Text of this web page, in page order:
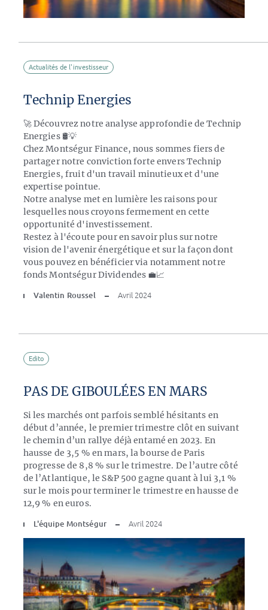
Actualités de l'investisseur
Technip Energies
🚀 Découvrez notre analyse approfondie de Technip
Energies 🛢️💡
Chez Montségur Finance, nous sommes fiers de
partager notre conviction forte envers Technip
Energies, fruit d'un travail minutieux et d'une
expertise pointue.
Notre analyse met en lumière les raisons pour
lesquelles nous croyons fermement en cette
opportunité d'investissement.
Restez à l'écoute pour en savoir plus sur notre
vision de l'avenir énergétique et sur la façon dont
vous pouvez en bénéficier via notamment notre
fonds Montségur Dividendes 💼📈
Valentin Roussel Avril 2024
Edito
PAS DE GIBOULÉES EN MARS
Si les marchés ont parfois semblé hésitants en
début d’année, le premier trimestre clôt en suivant
le chemin d’un rallye déjà entamé en 2023. En
hausse de 3,5 % en mars, la bourse de Paris
progresse de 8,8 % sur le trimestre. De l’autre côté
de l’Atlantique, le S&P 500 gagne quant à lui 3,1 %
sur le mois pour terminer le trimestre en hausse de
12,9 % en euros.
L'équipe Montségur Avril 2024